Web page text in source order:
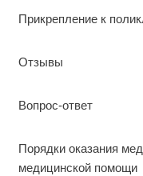
Прикрепление к
Отзывы
Вопрос-ответ
Порядки оказания
медицинской помощи